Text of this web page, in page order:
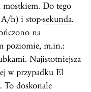
mostkiem. Do tego
A/h) i stop-sekunda.
na
poziomie, m.in.:
Najistotniejsza
w przypadku El
To doskonale